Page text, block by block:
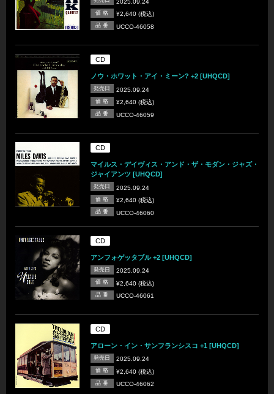
価 格 ¥2,640 (税込)
品 番 UCCO-46058
CD
ノウ・ホワット・アイ・ミーン? +2 [UHQCD]
発売日 2025.09.24
価 格 ¥2,640 (税込)
品 番 UCCO-46059
CD
マイルス・デイヴィス・アンド・ザ・モダン・ジャズ・
ジャイアンツ [UHQCD]
発売日 2025.09.24
価 格 ¥2,640 (税込)
品 番 UCCO-46060
CD
アンフォゲッタブル +2 [UHQCD]
発売日 2025.09.24
価 格 ¥2,640 (税込)
品 番 UCCO-46061
CD
アローン・イン・サンフランシスコ +1 [UHQCD]
発売日 2025.09.24
価 格 ¥2,640 (税込)
品 番 UCCO-46062